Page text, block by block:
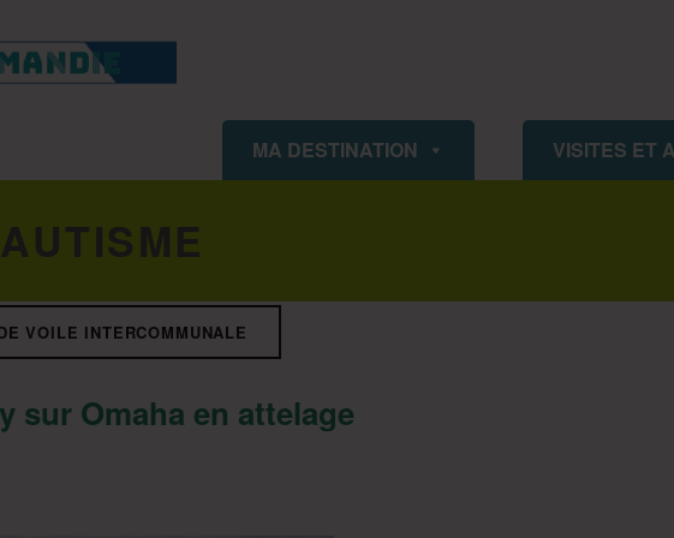
MA DESTINATION VISITES ET
VOILE INTERCOMMUNALE
sur Omaha en attelage